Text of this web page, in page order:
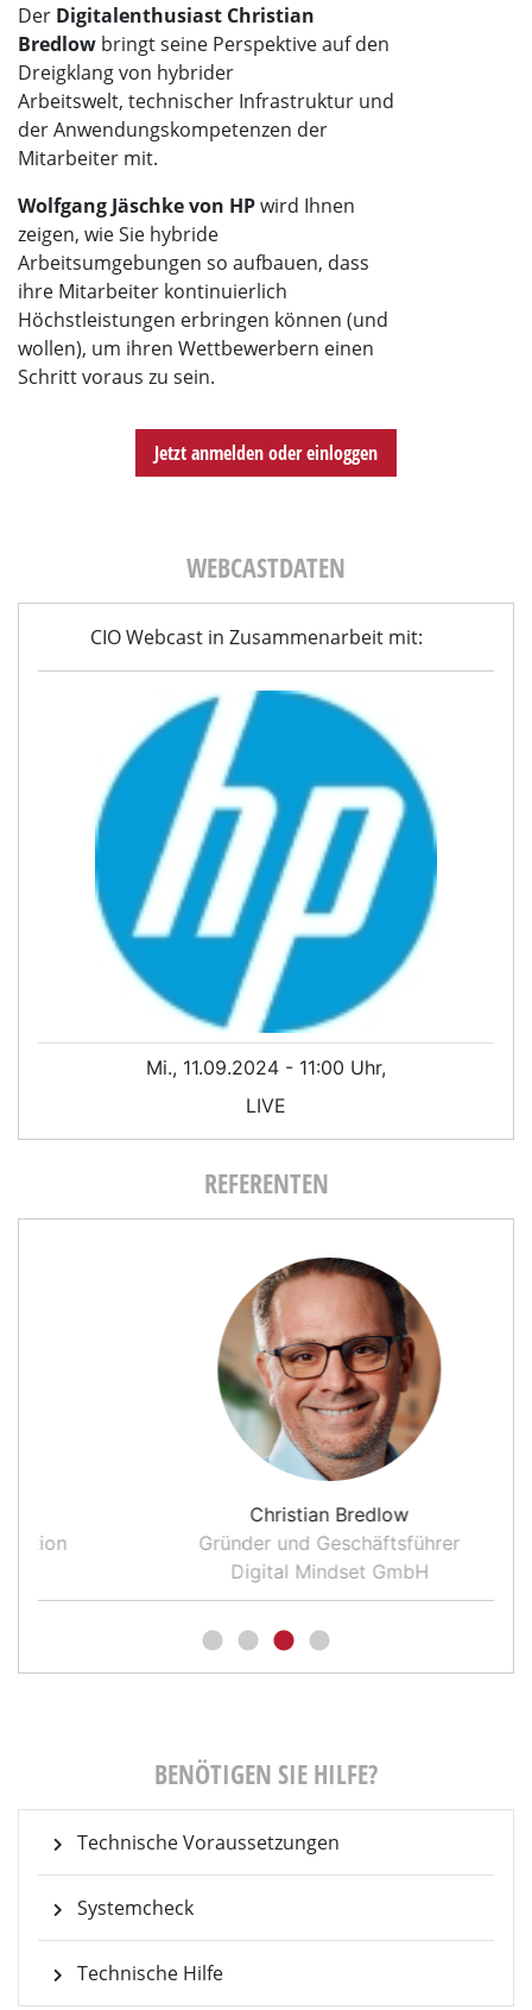
Der Digitalenthusiast Christian
Bredlow bringt seine Perspektive auf den
Dreigklang von hybrider
Arbeitswelt, technischer Infrastruktur und
der Anwendungskompetenzen der
Mitarbeiter mit.
Wolfgang Jäschke von HPwird Ihnen
zeigen, wie Sie hybride
Arbeitsumgebungen so aufbauen, dass
ihre Mitarbeiter kontinuierlich
Höchstleistungen erbringen können (und
wollen), um ihren Wettbewerbern einen
Schritt voraus zu sein.
Jetzt anmelden oder einloggen
WEBCASTDATEN
CIO Webcast in Zusammenarbeit mit:
Mi., 11.09.2024 - 11:00 Uhr,
LIVE
REFERENTEN
Christian Bredlow
Gründer und Geschäftsführer
Digital Mindset GmbH
BENÖTIGEN SIE HILFE?
Technische Voraussetzungen
Systemcheck
Technische Hilfe